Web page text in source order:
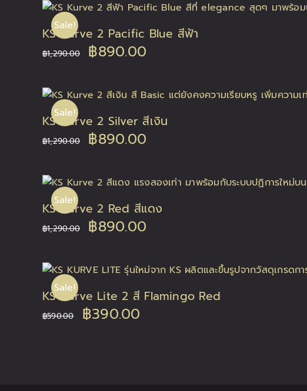
was:
฿1,290.00.
is:
฿890.00.
Sale!
KS Kurve 2 Pacific Blue สีฟ้า
฿1,290.00
Original
was:
฿1,290.00.
฿890.00
is:
฿890.00.
Sale!
KS Kurve 2 Silver สีเงิน
฿1,290.00
Original
was:
฿1,290.00.
฿890.00
is:
฿890.00.
Sale!
KS Kurve 2 Red สีแดง
฿1,290.00
Original
was:
฿1,290.00.
฿890.00
is:
฿890.00.
Sale!
KS Kurve Lite 2 สี Flamingo Red
฿590.00
Original
฿390.00